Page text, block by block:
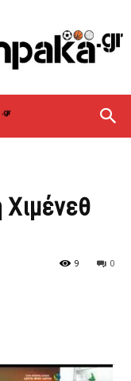
0
9